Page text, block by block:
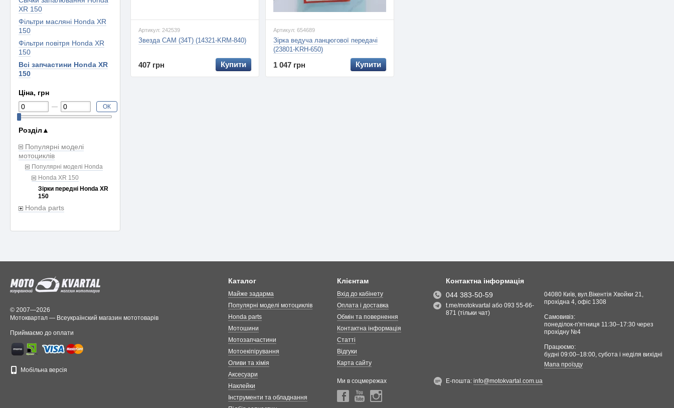
Артикул: 242539
Звезда CAM (34T) (14321-KRM-840)
407 грн Купити
Артикул: 654689
Зірка ведуча ланцюгової передачі
(23801-KRH-650)
1 047 грн Купити
XR 150
Фільтри масляні Honda XR
150
Фільтри повітря Honda XR
150
Всі запчастини Honda XR
150
Ціна, грн
ОК
Розділ ▲
Популярні моделі
мотоциклів
Популярні моделі Honda
Honda XR 150
Зірки передні Honda XR
150
Honda parts
© 2007—2026
Мотоквартал — Всеукраїнский магазин мототоварів
Приймаємо до оплати
Мобільна версія
Каталог
Майже задарма
Популярні моделі мотоциклів
Honda parts
Мотошини
Мотозапчастини
Мотоекіпірування
Оливи та хімія
Аксесуари
Наклейки
Інструменти та обладнання
Клієнтам
Вхід до кабінету
Оплата і доставка
Обмін та повернення
Контактна інформація
Статті
Відгуки
Карта сайту
Ми в соцмережах
Контактна інформація
044 383-50-59
t.me/motokvartal або 093 55-66-
871 (тільки чат)
04080 Київ, вул.Вікентія Хвойки 21,
прохідна 4, офіс 1308
Самовивіз:
понеділок-п'ятниця 11:30–17:30 через
прохідну №4
Працюємо:
будні 09:00–18:00, cубота і неділя вихідні
Мапа проїзду
Е-пошта:info@motokvartal.com.ua